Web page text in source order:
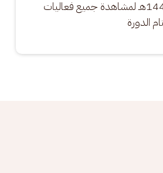
ليلة الأحد 5 صفر 1448هـ لمشاهدة جميع فعاليات
الدورة